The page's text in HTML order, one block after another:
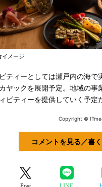
イメージ
ティーとしては瀬戸内の海で
ヤックを展開予定。地域の事
ビティーを提供していく予定
Copyright ©
コメントを見る／書く